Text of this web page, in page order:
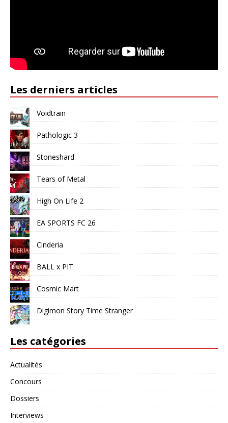
Les derniers articles
Voidtrain
Pathologic 3
Stoneshard
Tears of Metal
High On Life 2
EA SPORTS FC 26
Cinderia
BALL x PIT
Cosmic Mart
Digimon Story Time Stranger
Les catégories
Actualités
Concours
Dossiers
Interviews